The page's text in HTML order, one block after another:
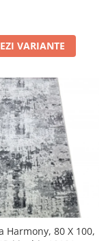
VARIANTE
Harmony, 80 X 100,